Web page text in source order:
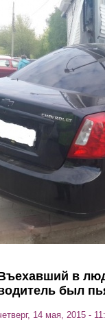
в
был
14 мая, 2015 -